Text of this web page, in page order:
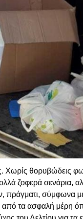
Χωρίς θορυβώδεις
ζοφερά σενάρια,
σύμφωνα
τα ασφαλή μέρη